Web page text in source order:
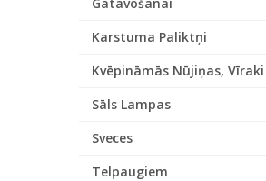
Karstuma Paliktņi
Kvēpināmās Nūjiņas, Vīraki
Sāls Lampas
Sveces
Telpaugiem